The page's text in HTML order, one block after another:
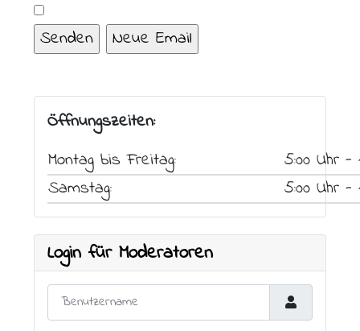
Öffnungszeiten:
Montag bis Freitag:
5:00 Uhr -
Samstag:
5:00 Uhr -
Login für Moderatoren
Benutzername